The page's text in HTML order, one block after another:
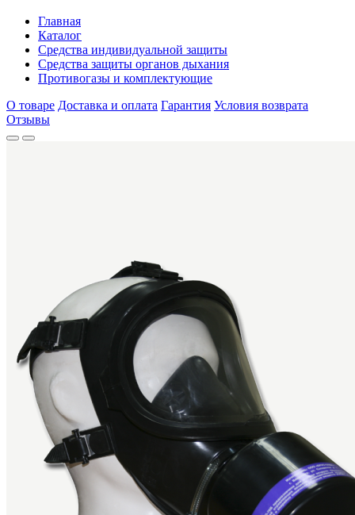
Главная
Каталог
Средства индивидуальной защиты
Средства защиты органов дыхания
Противогазы и комплектующие
О товаре Доставка и оплата Гарантия Условия возврата
Отзывы